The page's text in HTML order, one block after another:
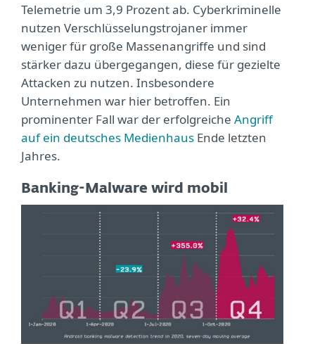
Telemetrie um 3,9 Prozent ab. Cyberkriminelle
nutzen Verschlüsselungstrojaner immer
weniger für große Massenangriffe und sind
stärker dazu übergegangen, diese für gezielte
Attacken zu nutzen. Insbesondere
Unternehmen war hier betroffen. Ein
prominenter Fall war der erfolgreiche Angriff
auf ein deutsches Medienhaus Ende letzten
Jahres.
Banking-Malware wird mobil